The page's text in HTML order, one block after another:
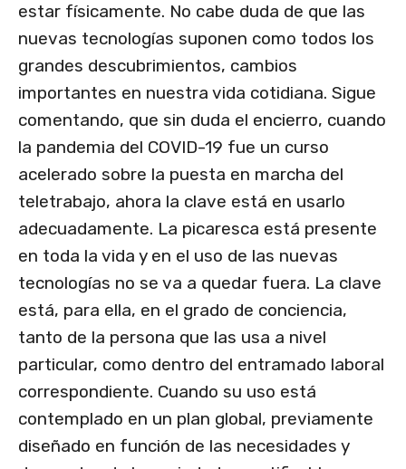
estar físicamente. No cabe duda de que las
nuevas tecnologías suponen como todos los
grandes descubrimientos, cambios
importantes en nuestra vida cotidiana. Sigue
comentando, que sin duda el encierro, cuando
la pandemia del COVID-19 fue un curso
acelerado sobre la puesta en marcha del
teletrabajo, ahora la clave está en usarlo
adecuadamente. La picaresca está presente
en toda la vida y en el uso de las nuevas
tecnologías no se va a quedar fuera. La clave
está, para ella, en el grado de conciencia,
tanto de la persona que las usa a nivel
particular, como dentro del entramado laboral
correspondiente. Cuando su uso está
contemplado en un plan global, previamente
diseñado en función de las necesidades y